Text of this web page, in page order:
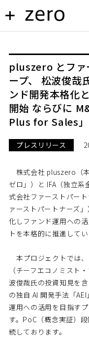
pluszero とファ
ープ、 松波俊哉
ンド開発本格化
開始 ならびに
Plus for Sales
プレスリリース
株式会社 pluszero（
ゼロ」）と IFA（独立
式会社ファーストパー
ァーストパートナーズ
化しファンド運用への
トを本格的に推進してい
本プロジェクトでは
（チーフエコノミスト
波俊哉氏の投資知見を
の独自 AI 開発手法「
運用への活用を目指す
す。PoC（概念実証）
続しております。